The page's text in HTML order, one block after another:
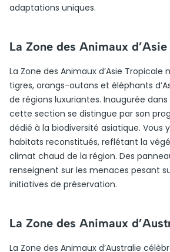
adaptations uniques.
La Zone des Animaux
La Zone des Animaux d’Asie Tropicale
tigres, orangs-outans et éléphants
de régions luxuriantes. Inaugurée dans
cette section se distingue par son
dédié à la biodiversité asiatique. Vous
habitats reconstitués, reflétant la
climat chaud de la région. Des
renseignent sur les menaces pesant
initiatives de préservation.
La Zone des Animaux
La Zone des Animaux d’Australie